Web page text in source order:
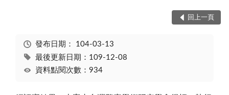
回上一頁
發布日期： 104-03-13
最後更新日期：109-12-08
資料點閱次數：934